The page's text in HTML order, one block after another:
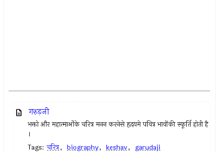
गरुड़जी
भक्तो और महात्माओंके चरित्र मनन करनेसे हृदयमे पवित्र भावोंकी स्फूर्ति होती है
।
Tags: चरित्र, biography, keshav, garudaji